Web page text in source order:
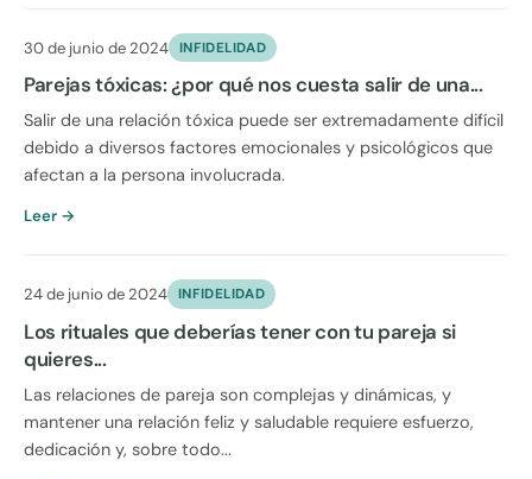
30 de junio de 2024 INFIDELIDAD
Parejas tóxicas: ¿por qué nos cuesta salir de una...
Salir de una relación tóxica puede ser extremadamente difícil
debido a diversos factores emocionales y psicológicos que
afectan a la persona involucrada.
Leer →
24 de junio de 2024 INFIDELIDAD
Los rituales que deberías tener con tu pareja si
quieres...
Las relaciones de pareja son complejas y dinámicas, y
mantener una relación feliz y saludable requiere esfuerzo,
dedicación y, sobre todo...